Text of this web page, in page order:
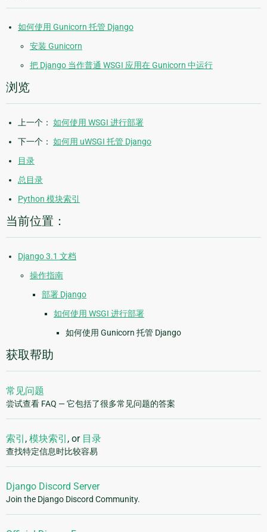
如何使用 Gunicorn 托管 Django
安装 Gunicorn
把 Django 当作普通 WSGI 应用在 Gunicorn 中运行
浏览
上一个： 如何使用 WSGI 进行部署
下一个： 如何用 uWSGI 托管 Django
目录
总目录
Python 模块索引
当前位置：
Django 3.1 文档
操作指南
部署 Django
如何使用 WSGI 进行部署
如何使用 Gunicorn 托管 Django
获取帮助
常见问题
尝试查看 FAQ — 它包括了很多常见问题的答案
索引 , 模块索引 , or 目录
查找特定信息时比较容易
Django Discord Server
Join the Django Discord Community.